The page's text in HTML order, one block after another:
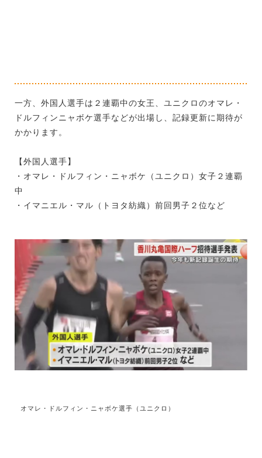
一方、外国人選手は２連覇中の女王、ユニクロのオマレ・
ドルフィンニャボケ選手などが出場し、記録更新に期待が
かかります。
【外国人選手】
・オマレ・ドルフィン・ニャボケ（ユニクロ）女子２連覇
中
・イマニエル・マル（トヨタ紡織）前回男子２位など
オマレ・ドルフィン・ニャボケ選手（ユニクロ）